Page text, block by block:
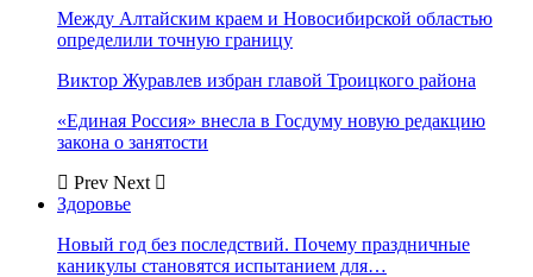
Между Алтайским краем и Новосибирской областью
определили точную границу
Виктор Журавлев избран главой Троицкого района
«Единая Россия» внесла в Госдуму новую редакцию
закона о занятости
Prev Next
Здоровье
Новый год без последствий. Почему праздничные
каникулы становятся испытанием для…